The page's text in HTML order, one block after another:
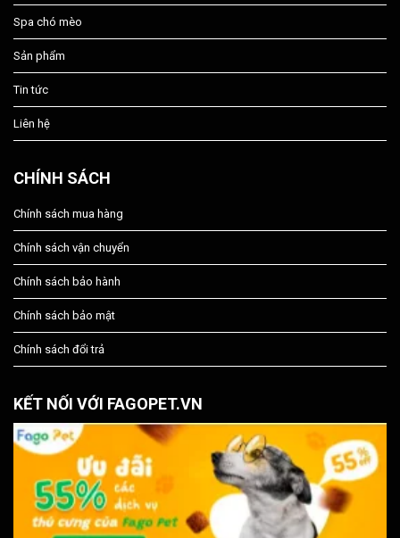
Spa chó mèo
Sản phẩm
Tin tức
Liên hệ
CHÍNH SÁCH
Chính sách mua hàng
Chính sách vận chuyển
Chính sách bảo hành
Chính sách bảo mật
Chính sách đổi trả
KẾT NỐI VỚI FAGOPET.VN